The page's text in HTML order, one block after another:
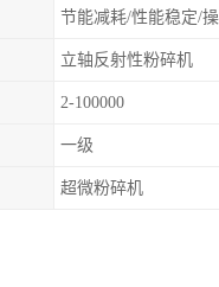
节能减耗/性能稳定/
立轴反射性粉碎机
2-100000
一级
超微粉碎机